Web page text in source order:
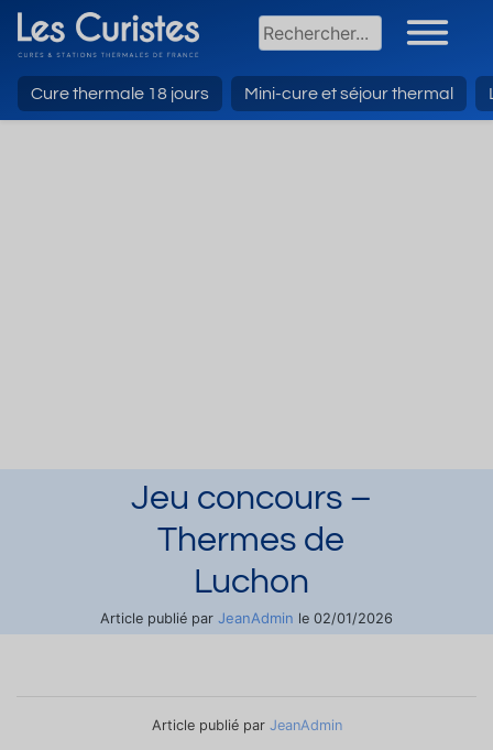
Cure thermale 18 jours Mini-cure et séjour thermal
Jeu concours –
Thermes de
Luchon
Article publié par JeanAdmin le 02/01/2026
Article publié par JeanAdmin